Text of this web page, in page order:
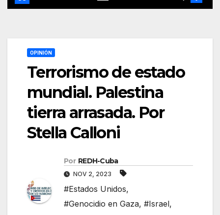
OPINIÓN
Terrorismo de estado
mundial. Palestina
tierra arrasada. Por
Stella Calloni
Por REDH-Cuba
NOV 2, 2023
#Estados Unidos,
#Genocidio en Gaza, #Israel,